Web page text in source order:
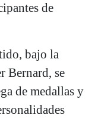
de
bajo la
Bernard, se
de medallas y